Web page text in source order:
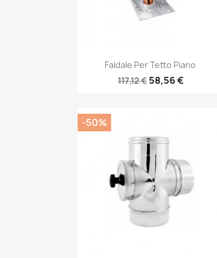
 Anteprima
Faldale Per Tetto Piano
117,12 € 58,56 €
-50%